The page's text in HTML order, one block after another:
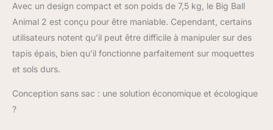
Avec un design compact et son poids de 7,5 kg, le Big Ball
Animal 2 est conçu pour être maniable. Cependant, certains
utilisateurs notent qu’il peut être difficile à manipuler sur des
tapis épais, bien qu’il fonctionne parfaitement sur moquettes
et sols durs.
Conception sans sac : une solution économique et écologique
?